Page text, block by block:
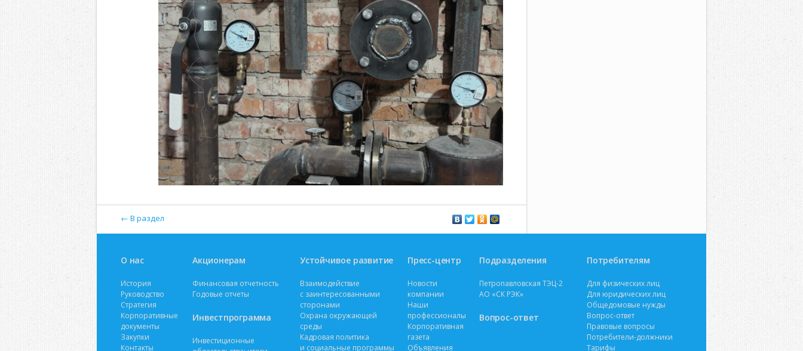
← В раздел
О нас
История
Руководство
Стратегия
Корпоративные
документы
Закупки
Контакты
Акционерам
Финансовая отчетность
Годовые отчеты
Инвестпрограмма
Инвестиционные
Устойчивое развитие
Взаимодействие
с заинтересованными
сторонами
Охрана окружающей
среды
Кадровая политика
и социальные программы
Пресс-центр
Новости
компании
Наши
профессионалы
Корпоративная
газета
Объявления
Подразделения
Петропавловская ТЭЦ-2
АО «СК РЭК»
Вопрос-ответ
Потребителям
Для физических лиц
Для юридических лиц
Общедомовые нужды
Вопрос-ответ
Правовые вопросы
Потребители-должники
Тарифы